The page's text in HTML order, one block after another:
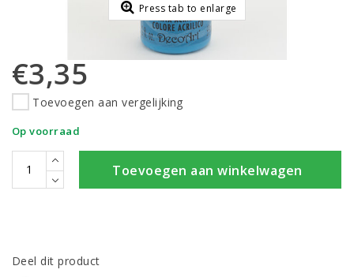
Press tab to enlarge
€3,35
Toevoegen aan vergelijking
Op voorraad
Toevoegen aan winkelwagen
Deel dit product